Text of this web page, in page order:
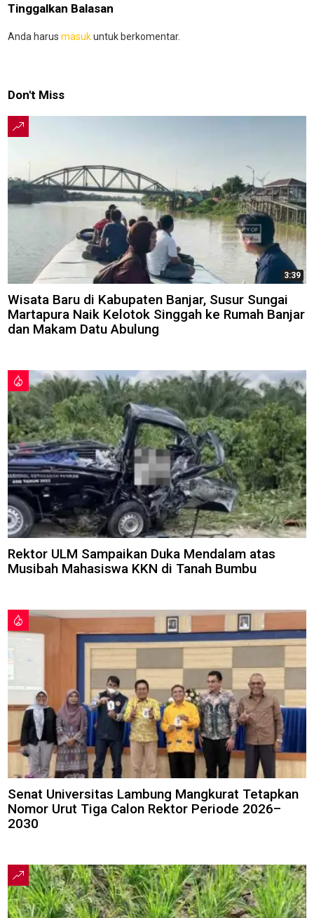
Tinggalkan Balasan
Anda harus masukuntuk berkomentar.
Don't Miss
3:39
Wisata Baru di Kabupaten Banjar, Susur Sungai
Martapura Naik Kelotok Singgah ke Rumah Banjar
dan Makam Datu Abulung
Rektor ULM Sampaikan Duka Mendalam atas
Musibah Mahasiswa KKN di Tanah Bumbu
Senat Universitas Lambung Mangkurat Tetapkan
Nomor Urut Tiga Calon Rektor Periode 2026–
2030